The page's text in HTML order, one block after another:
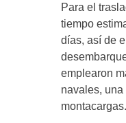
Para el
tiempo
días, así de
emplearon
navales,
montacargas.